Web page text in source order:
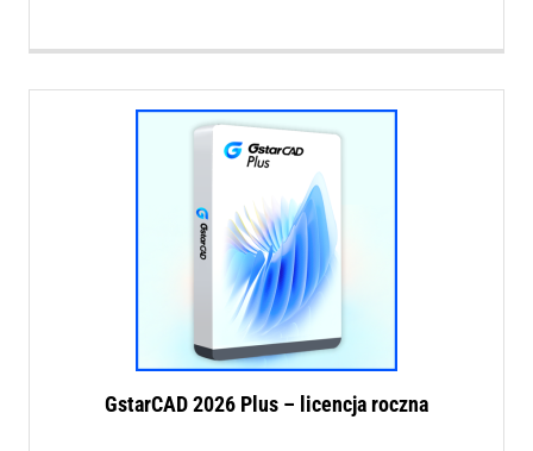
GstarCAD 2026 Plus – licencja roczna